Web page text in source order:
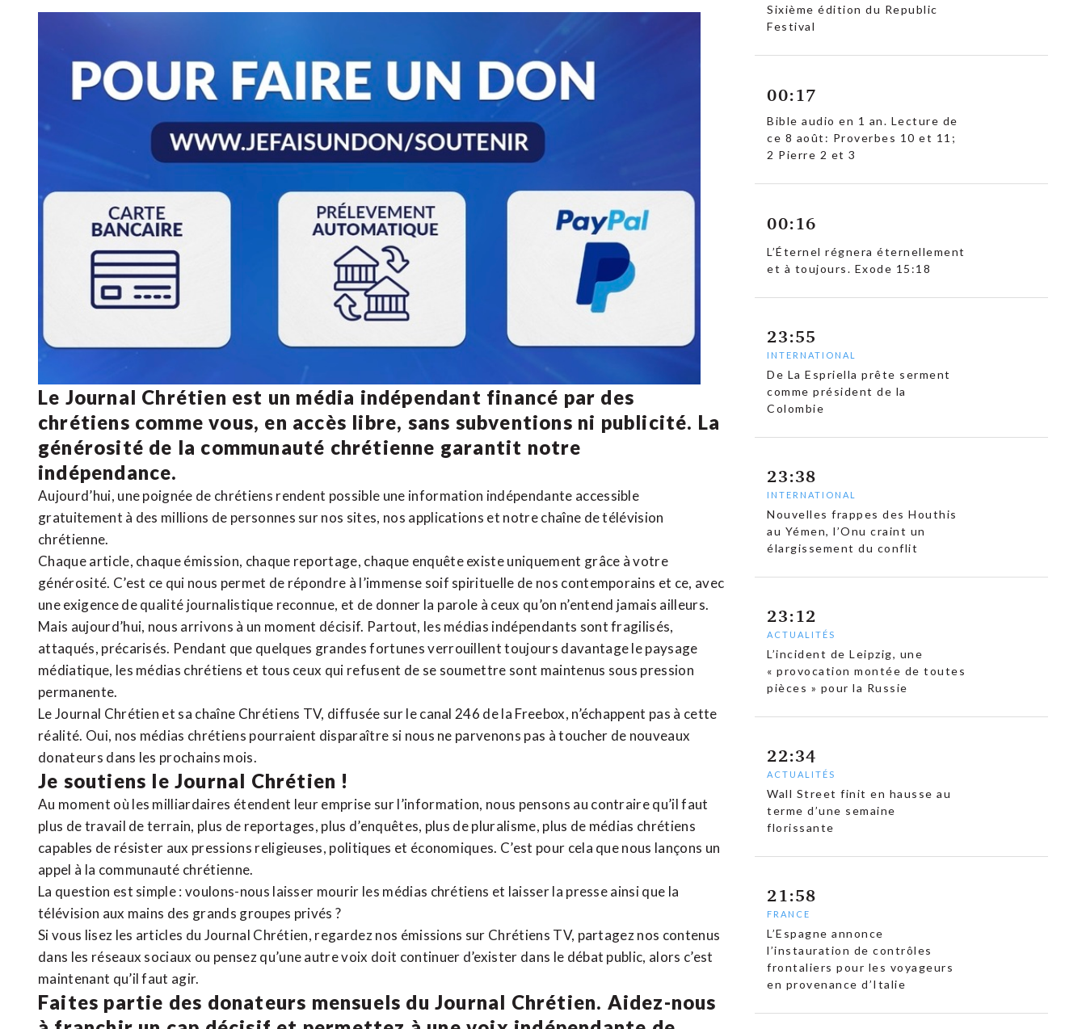
Le Journal Chrétien est un média indépendant financé par des
chrétiens comme vous, en accès libre, sans subventions ni publicité. La
générosité de la communauté chrétienne garantit notre
indépendance.
Aujourd’hui, une poignée de chrétiens rendent possible une information indépendante accessible
gratuitement à des millions de personnes sur nos sites, nos applications et notrechaîne de télévision
chrétienne.
Chaque article, chaque émission, chaque reportage, chaque enquête existe uniquement grâce à votre
générosité. C’est ce qui nous permet de répondre à l’immense soif spirituelle de nos contemporains et ce, avec
une exigence de qualité journalistique reconnue, et de donner la parole à ceux qu’on n’entend jamais ailleurs.
Mais aujourd’hui, nous arrivons à un moment décisif. Partout, les médias indépendants sont fragilisés,
attaqués, précarisés. Pendant que quelques grandes fortunes verrouillent toujours davantage le paysage
médiatique, les médias chrétiens et tous ceux qui refusent de se soumettre sont maintenus sous pression
permanente.
Le Journal Chrétien et sa chaîne Chrétiens TV, diffusée sur le canal 246 de la Freebox, n’échappent pas à cette
réalité. Oui, nos médias chrétiens pourraient disparaître si nous ne parvenons pas à toucher de nouveaux
donateurs dans les prochains mois.
Je soutiens le Journal Chrétien !
Au moment où les milliardaires étendent leur emprise sur l’information, nous pensons au contraire qu’il faut
plus de travail de terrain, plus de reportages, plus d’enquêtes, plus de pluralisme, plus de médias chrétiens
capables de résister aux pressions religieuses, politiques et économiques. C’est pour cela que nous lançons un
appel à la communauté chrétienne.
La question est simple : voulons-nous laisser mourir les médias chrétiens et laisser la presse ainsi que la
télévision aux mains des grands groupes privés ?
Si vous lisez les articles du Journal Chrétien, regardez nos émissions sur Chrétiens TV, partagez nos contenus
dans les réseaux sociaux ou pensez qu’une autre voix doit continuer d’exister dans le débat public, alors c’est
maintenant qu’il faut agir.
Faites partie des donateurs mensuels du Journal Chrétien. Aidez-nous
Sixième édition du Republic
Festival
00:17
Bible audio en 1 an. Lecture de
ce 8 août: Proverbes 10 et 11;
2 Pierre 2 et 3
00:16
L’Éternel régnera éternellement
et à toujours. Exode 15:18
23:55
INTERNATIONAL
De La Espriella prête serment
comme président de la
Colombie
23:38
INTERNATIONAL
Nouvelles frappes des Houthis
au Yémen, l’Onu craint un
élargissement du conflit
23:12
ACTUALITÉS
L’incident de Leipzig, une
« provocation montée de toutes
pièces » pour la Russie
22:34
ACTUALITÉS
Wall Street finit en hausse au
terme d’une semaine
florissante
21:58
FRANCE
L’Espagne annonce
l’instauration de contrôles
frontaliers pour les voyageurs
en provenance d’Italie